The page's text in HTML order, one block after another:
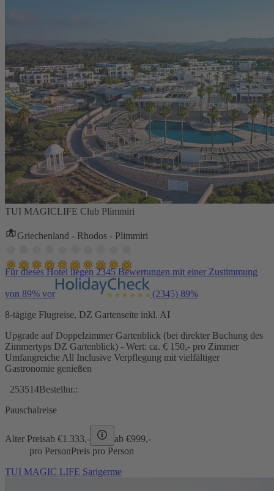
TUI MAGICLIFE Club Plimmiri
Griechenland - Rhodos - Plimmiri
Für dieses Hotel liegen 2345 Bewertungen mit einer Zustimmung
von 89% vor (2345) 89%
8-tägige Flugreise, DZ Gartenseite inkl. AI
Upgrade auf Doppelzimmer Gartenblick (bei direkter Buchung des
Zimmertyps DZ Gartenblick) - Wert: ca. € 150,- pro Zimmer
Umfangreiche All Inclusive Verpflegung mit vielfältiger
Gastronomie genießen
253514Bestellnr.:
Pauschalreise
Alter Preisab €1.333,- ab €999,-
pro PersonPreis pro Person
TUI MAGIC LIFE Sarigerme